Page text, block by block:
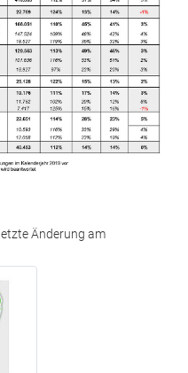
letzte Änderung am